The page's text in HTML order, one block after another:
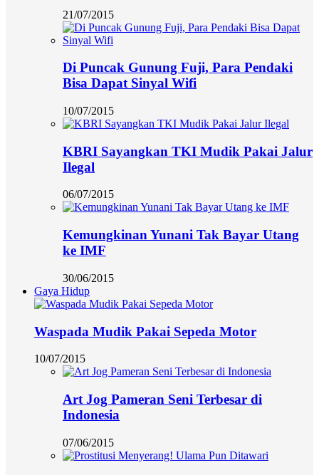
21/07/2015
Di Puncak Gunung Fuji, Para Pendaki
Bisa Dapat Sinyal Wifi
10/07/2015
KBRI Sayangkan TKI Mudik Pakai Jalur
Ilegal
06/07/2015
Kemungkinan Yunani Tak Bayar Utang
ke IMF
30/06/2015
Gaya Hidup
Waspada Mudik Pakai Sepeda Motor
10/07/2015
Art Jog Pameran Seni Terbesar di
Indonesia
07/06/2015